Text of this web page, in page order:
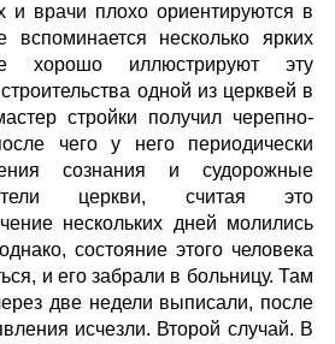
и врачи плохо ориентируются в
несколько ярких
хорошо иллюстрируют эту
одной из церквей в
стройки получил черепно-
чего у него периодически
сознания и судорожные
церкви, считая это
нескольких дней молились
состояние этого человека
и его забрали в больницу. Там
две недели выписали, после
исчезли. Второй случай. В